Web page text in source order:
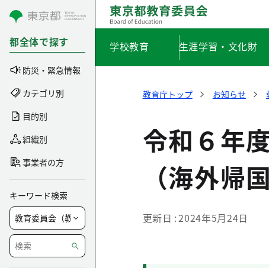
コンテンツにスキップ
都全体で探す
防災・緊急情報
カテゴリ別
目的別
組織別
事業者の方
キーワード検索
学校教育 生涯学習・文化財
教育庁トップ お知らせ
令和６年
（海外帰
更新日 2024年5月24日